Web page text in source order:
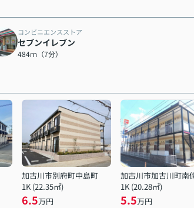
コンビニエンスストア
セブンイレブン
484ｍ（7分）
加古川市別府町中島町
1K (22.35㎡)
6.5万円
加古川市加古川町南
1K (20.28㎡)
5.5万円